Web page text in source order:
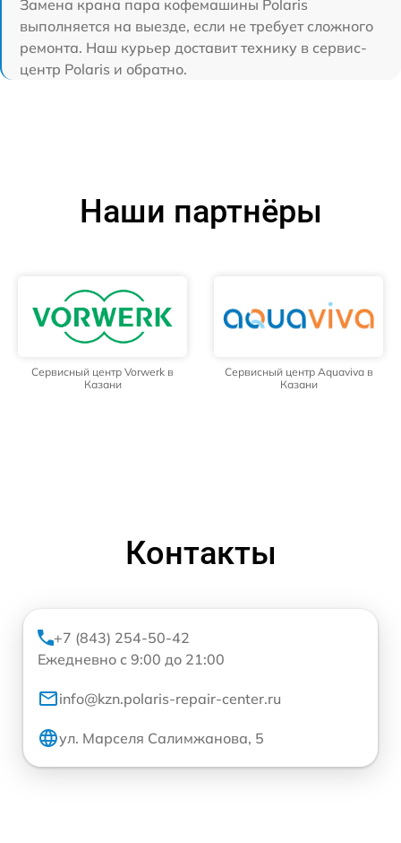
Замена крана пара кофемашины Polaris
выполняется на выезде, если не требует сложного
ремонта. Наш курьер доставит технику в сервис-
центр Polaris и обратно.
Наши партнёры
Сервисный центр Vorwerk в
Казани
Сервисный центр Aquaviva в
Казани
Контакты
+7 (843) 254-50-42
Ежедневно с 9:00 до 21:00
info@kzn.polaris-repair-center.ru
ул. Марселя Салимжанова, 5